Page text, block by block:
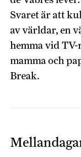
Svaret är att
av världar, en
hemma vid
mamma och
Break.